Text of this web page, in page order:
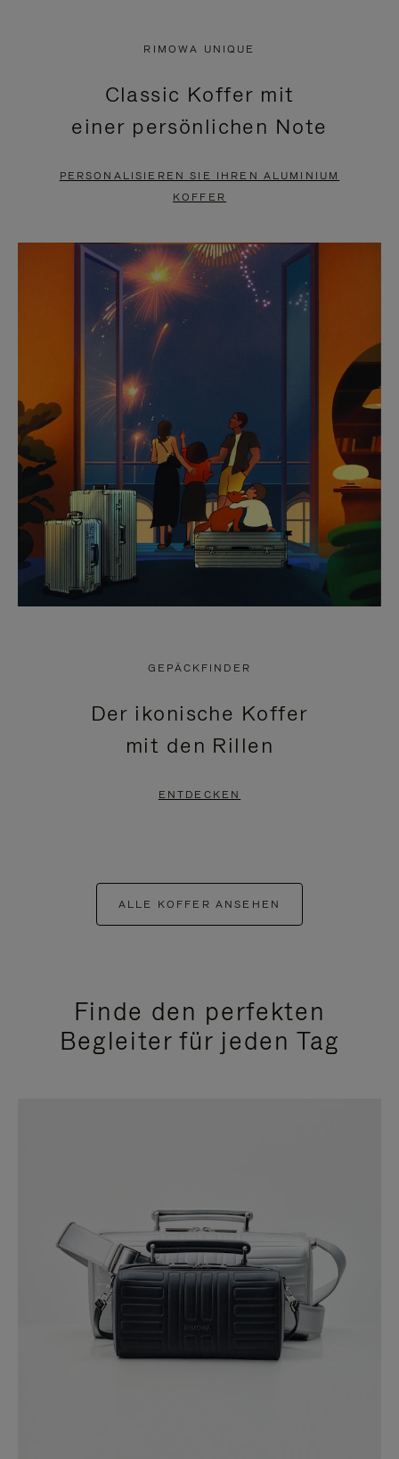
PAUSIERT,
BITTE
DRÜCKEN
ANZUHALTEN
KLICKEN
SIE
ZUM
AUFHEBEN
STUMMSCHALTUNG
RIMOWA UNIQUE
Classic Koffer mit
einer persönlichen Note
PERSONALISIEREN SIE IHREN ALUMINIUM
KOFFER
GEPÄCKFINDER
Der ikonische Koffer
mit den Rillen
ENTDECKEN
ALLE KOFFER ANSEHEN
Finde den perfekten
Begleiter für jeden Tag